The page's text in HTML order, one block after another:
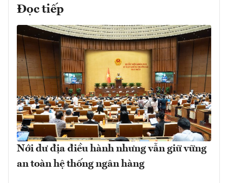
Đọc tiếp
Nới dư địa điều hành nhưng vẫn giữ vững
an toàn hệ thống ngân hàng